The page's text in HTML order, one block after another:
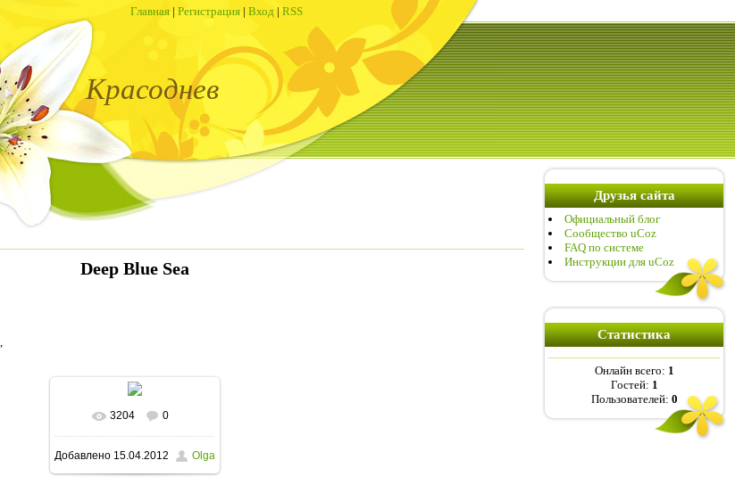
Главная | Регистрация | Вход | RSS
Красоднев
Deep Blue Sea
В реальном размере
800x600/ 300.1Kb
3204 0
Добавлено 15.04.2012 Olga
Друзья сайта
Официальный блог
Сообщество uCoz
FAQ по системе
Инструкции для uCoz
Статистика
Онлайн всего: 1
Гостей: 1
Пользователей: 0